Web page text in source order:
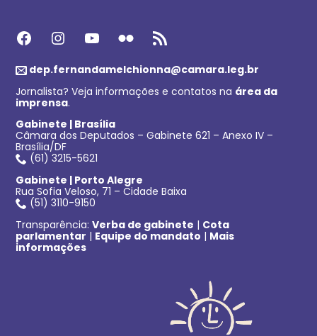
Facebook Instagram Youtube Flickr Feed RSS
dep.fernandamelchionna@camara.leg.br
Jornalista? Veja informações e contatos na área da
imprensa.
Gabinete | Brasília
Câmara dos Deputados – Gabinete 621 – Anexo IV –
Brasília/DF
(61) 3215-5621
Gabinete | Porto Alegre
Rua Sofia Veloso, 71 – Cidade Baixa
(51) 3110-9150
Transparência:Verba de gabinete | Cota
parlamentar | Equipe do mandato | Mais
informações